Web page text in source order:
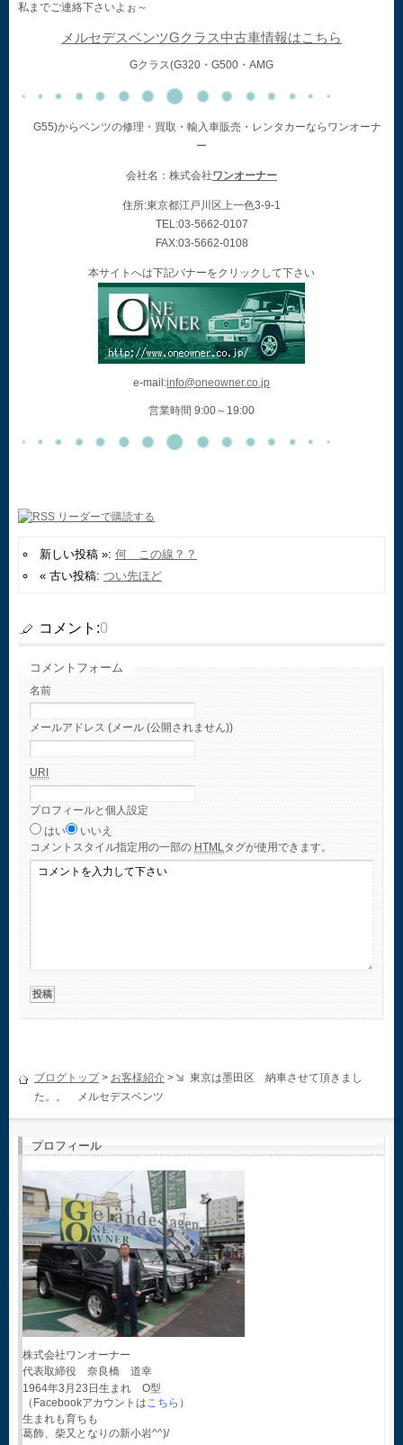
私までご連絡下さいよぉ～
メルセデスベンツGクラス中古車情報はこちら
Gクラス(G320・G500・AMG
G55)からベンツの修理・買取・輸入車販売・レンタカーならワンオーナ
ー
会社名：株式会社ワンオーナー
住所:東京都江戸川区上一色3-9-1
TEL:03-5662-0107
FAX:03-5662-0108
本サイトへは下記バナーをクリックして下さい
e-mail:info@oneowner.co.jp
営業時間 9:00～19:00
新しい投稿 »: 何 この線？？
« 古い投稿: つい先ほど
コメント:0
コメントフォーム
名前
メールアドレス (メール (公開されません))
URI
プロフィールと個人設定
はい
いいえ
コメント スタイル指定用の一部の HTMLタグが使用できます。
ブログトップ> お客様紹介 >
東京は墨田区 納車させて頂きまし
た。。 メルセデスベンツ
プロフィール
株式会社ワンオーナー
代表取締役 奈良橋 道幸
1964年3月23日生まれ O型
（Facebookアカウントはこちら ）
生まれも育ちも
葛飾、柴又となりの新小岩^^)/